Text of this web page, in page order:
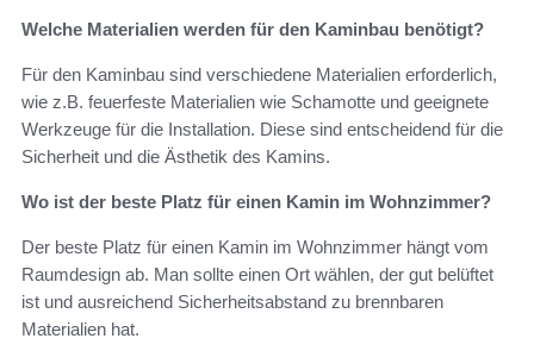
Welche Materialien werden für den Kaminbau benötigt?
Für den Kaminbau sind verschiedene Materialien erforderlich,
wie z.B. feuerfeste Materialien wie Schamotte und geeignete
Werkzeuge für die Installation. Diese sind entscheidend für die
Sicherheit und die Ästhetik des Kamins.
Wo ist der beste Platz für einen Kamin im Wohnzimmer?
Der beste Platz für einen Kamin im Wohnzimmer hängt vom
Raumdesign ab. Man sollte einen Ort wählen, der gut belüftet
ist und ausreichend Sicherheitsabstand zu brennbaren
Materialien hat.